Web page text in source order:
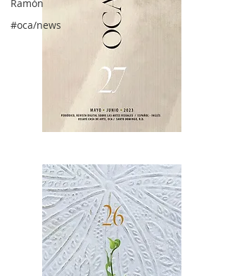
Ramón
#oca/news